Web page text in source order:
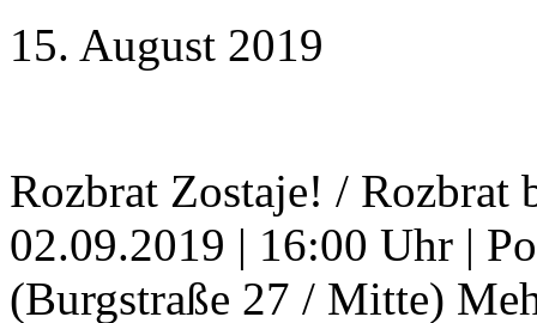
15. August 2019
Rozbrat Zostaje! /
02.09.2019 | 16:00 Uhr |
(Burgstraße 27 / Mitte)